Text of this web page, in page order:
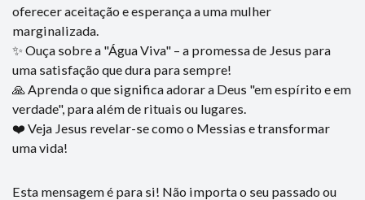
oferecer aceitação e esperança a uma mulher
marginalizada.
✨ Ouça sobre a "Água Viva" – a promessa de Jesus para
uma satisfação que dura para sempre!
🙏 Aprenda o que significa adorar a Deus "em espírito e em
verdade", para além de rituais ou lugares.
❤️ Veja Jesus revelar-se como o Messias e transformar
uma vida!
Esta mensagem é para si! Não importa o seu passado ou